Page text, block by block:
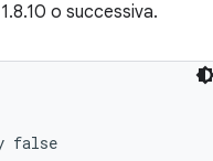
o successiva.
false